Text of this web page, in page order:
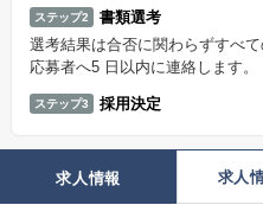
ステップ2
書類選考
選考結果は合否に関わらずすべ
応募者へ5 日以内に連絡します。
ステップ3 採用決定
求人情報 求人